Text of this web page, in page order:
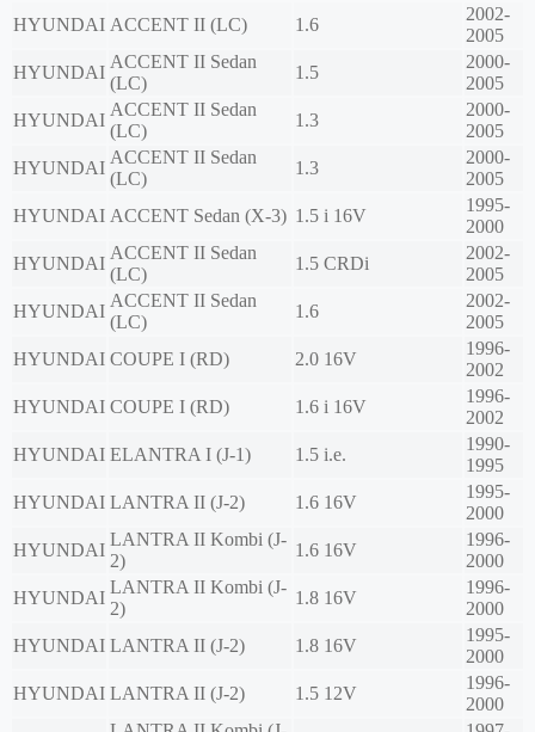
HYUNDAI ACCENT II (LC) 1.6
2002-
2005
HYUNDAI
ACCENT II Sedan
(LC)
1.5
2000-
2005
HYUNDAI
ACCENT II Sedan
(LC)
1.3
2000-
2005
HYUNDAI
ACCENT II Sedan
(LC)
1.3
2000-
2005
HYUNDAI ACCENT Sedan (X-3) 1.5 i 16V
1995-
2000
HYUNDAI
ACCENT II Sedan
(LC)
1.5 CRDi
2002-
2005
HYUNDAI
ACCENT II Sedan
(LC)
1.6
2002-
2005
HYUNDAI COUPE I (RD) 2.0 16V
1996-
2002
HYUNDAI COUPE I (RD) 1.6 i 16V
1996-
2002
HYUNDAI ELANTRA I (J-1) 1.5 i.e.
1990-
1995
HYUNDAI LANTRA II (J-2) 1.6 16V
1995-
2000
HYUNDAI
LANTRA II Kombi (J-
2)
1.6 16V
1996-
2000
HYUNDAI
LANTRA II Kombi (J-
2)
1.8 16V
1996-
2000
HYUNDAI LANTRA II (J-2) 1.8 16V
1995-
2000
HYUNDAI LANTRA II (J-2) 1.5 12V
1996-
2000